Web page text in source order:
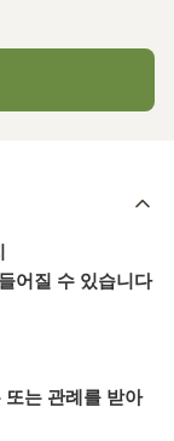
어질 수 있습니다
또는 관례를 받아